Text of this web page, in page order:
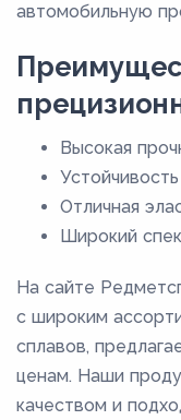
автомобильную
Высокая
Отличная
Широкий
На сайте
с широким
сплавов,
ценам. Наши
качеством и